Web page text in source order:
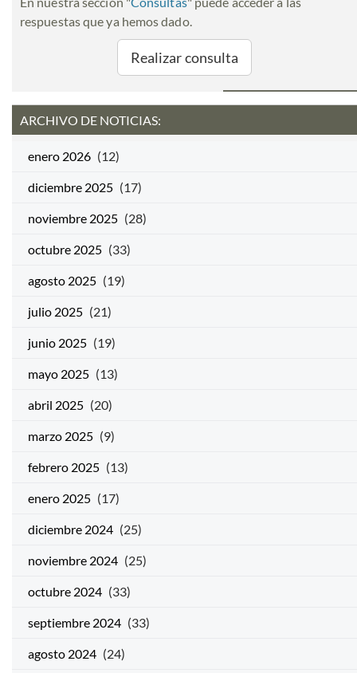
respuestas que ya hemos dado.
Realizar consulta
ARCHIVO DE NOTICIAS:
enero 2026 (12)
diciembre 2025 (17)
noviembre 2025 (28)
octubre 2025 (33)
agosto 2025 (19)
julio 2025 (21)
junio 2025 (19)
mayo 2025 (13)
abril 2025 (20)
marzo 2025 (9)
febrero 2025 (13)
enero 2025 (17)
diciembre 2024 (25)
noviembre 2024 (25)
octubre 2024 (33)
septiembre 2024 (33)
agosto 2024 (24)